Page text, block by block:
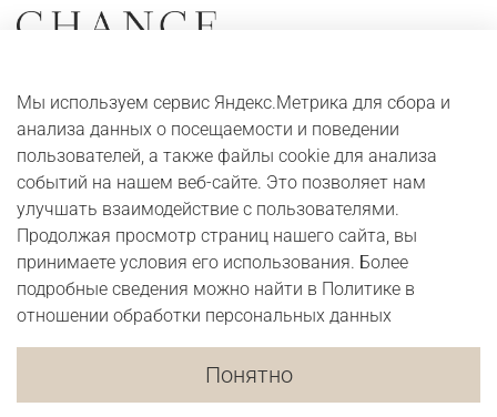
Серьги
Кольца
Колье
Браслеты
Адреса и контакты
Оплата и доставка
Digital журнал
Бонусная программа
Согласие на получение рекламно-информационных материалов
Мы используем сервис Яндекс.Метрика для сбора и
анализа данных о посещаемости и поведении
пользователей, а также файлы cookie для анализа
событий на нашем веб-сайте. Это позволяет нам
улучшать взаимодействие с пользователями.
Продолжая просмотр страниц нашего сайта, вы
принимаете условия его использования. Более
подробные сведения можно найти в Политике в
отношении обработки персональных данных
Понятно